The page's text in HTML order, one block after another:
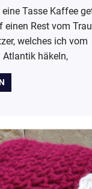
Tasse Kaffee
einen Rest vom
welches ich vom
Atlantik häkeln,